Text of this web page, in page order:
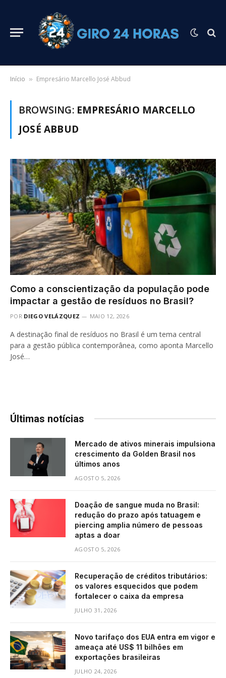
Início » Empresário Marcello José Abbud
BROWSING: EMPRESÁRIO MARCELLO
JOSÉ ABBUD
Como a conscientização da população pode
impactar a gestão de resíduos no Brasil?
POR DIEGO VELÁZQUEZ MAIO 12, 2026
A destinação final de resíduos no Brasil é um tema central
para a gestão pública contemporânea, como aponta Marcello
José…
Últimas notícias
Mercado de ativos minerais impulsiona
crescimento da Golden Brasil nos
últimos anos
AGOSTO 5, 2026
Doação de sangue muda no Brasil:
redução do prazo após tatuagem e
piercing amplia número de pessoas
aptas a doar
AGOSTO 5, 2026
Recuperação de créditos tributários:
os valores esquecidos que podem
fortalecer o caixa da empresa
JULHO 31, 2026
Novo tarifaço dos EUA entra em vigor e
ameaça até US$ 11 bilhões em
exportações brasileiras
JULHO 24, 2026